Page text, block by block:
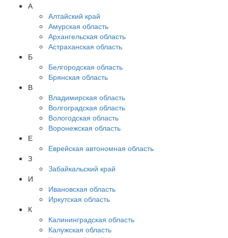
А
Алтайский край
Амурская область
Архангельская область
Астраханская область
Б
Белгородская область
Брянская область
В
Владимирская область
Волгоградская область
Вологодская область
Воронежская область
Е
Еврейская автономная область
З
Забайкальский край
И
Ивановская область
Иркутская область
К
Калининградская область
Калужская область